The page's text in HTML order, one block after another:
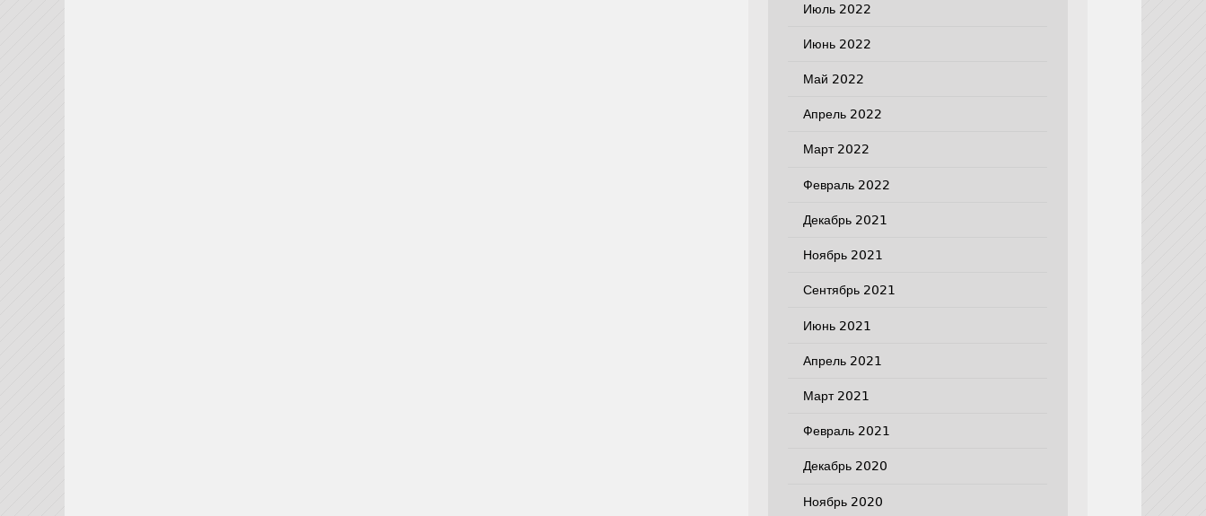
Июль 2022
Июнь 2022
Май 2022
Апрель 2022
Март 2022
Февраль 2022
Декабрь 2021
Ноябрь 2021
Сентябрь 2021
Июнь 2021
Апрель 2021
Март 2021
Февраль 2021
Декабрь 2020
Ноябрь 2020